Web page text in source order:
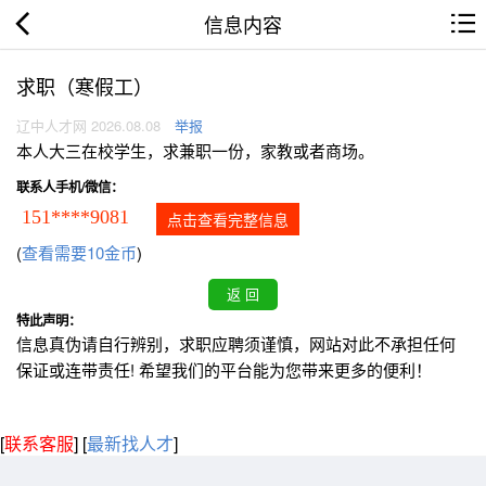
信息内容
求职（寒假工）
辽中人才网 2026.08.08 举报
本人大三在校学生，求兼职一份，家教或者商场。
联系人手机/微信：
151****9081 点击查看完整信息
(查看需要10金币)
特此声明：
信息真伪请自行辨别，求职应聘须谨慎，网站对此不承担任何
保证或连带责任! 希望我们的平台能为您带来更多的便利！
[联系客服] [最新找人才]